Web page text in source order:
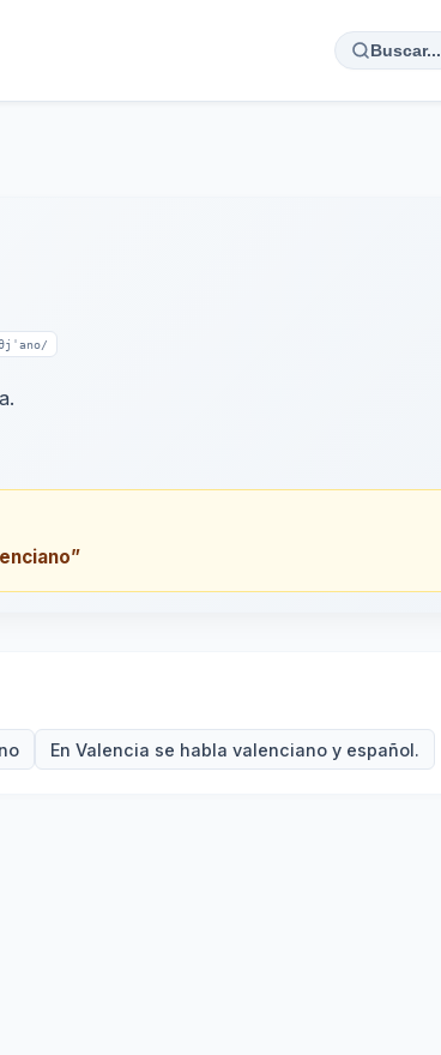
Buscar...
En Valencia se habla valenciano y español.